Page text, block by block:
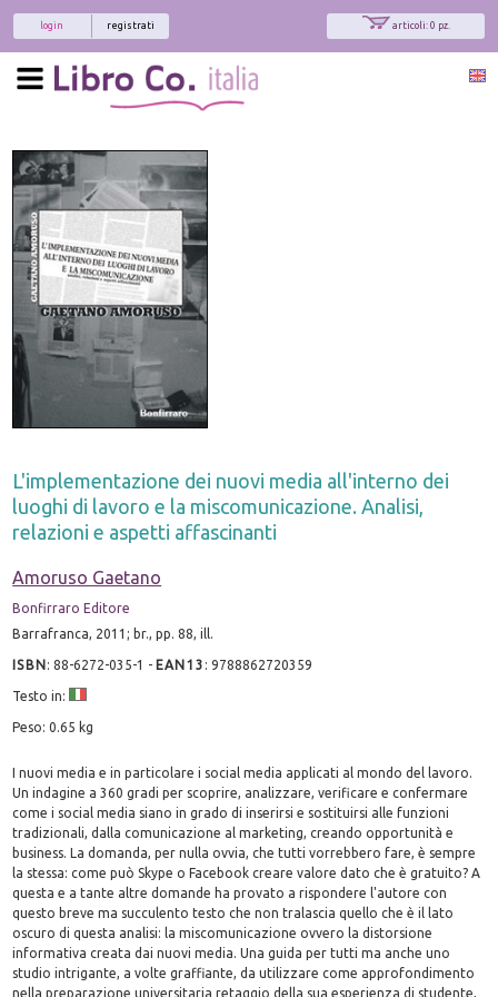
articoli: 0 pz.
registrati
login
L'implementazione dei nuovi media all'interno dei
luoghi di lavoro e la miscomunicazione. Analisi,
relazioni e aspetti affascinanti
Amoruso Gaetano
Bonfirraro Editore
Barrafranca, 2011; br., pp. 88, ill.
ISBN:88-6272-035-1 - EAN13 :9788862720359
Testo in:
Peso: 0.65 kg
I nuovi media e in particolare i social media applicati al mondo del lavoro.
Un indagine a 360 gradi per scoprire, analizzare, verificare e confermare
come i social media siano in grado di inserirsi e sostituirsi alle funzioni
tradizionali, dalla comunicazione al marketing, creando opportunità e
business. La domanda, per nulla ovvia, che tutti vorrebbero fare, è sempre
la stessa: come può Skype o Facebook creare valore dato che è gratuito? A
questa e a tante altre domande ha provato a rispondere l'autore con
questo breve ma succulento testo che non tralascia quello che è il lato
oscuro di questa analisi: la miscomunicazione ovvero la distorsione
informativa creata dai nuovi media. Una guida per tutti ma anche uno
studio intrigante, a volte graffiante, da utilizzare come approfondimento
nella preparazione universitaria retaggio della sua esperienza di studente,